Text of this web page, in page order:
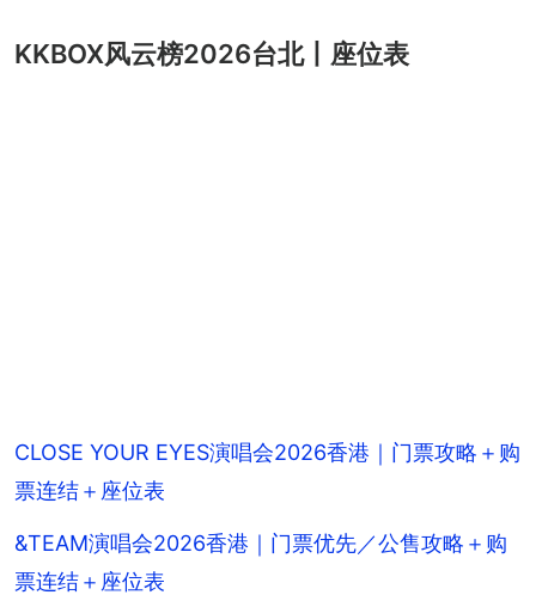
KKBOX风云榜2026台北丨座位表
CLOSE YOUR EYES演唱会2026香港｜门票攻略＋购
票连结＋座位表
&TEAM演唱会2026香港｜门票优先／公售攻略＋购
票连结＋座位表